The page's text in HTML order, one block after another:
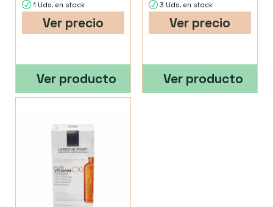
1 Uds. en stock
Ver precio
Ver producto
3 Uds. en stock
Ver precio
Ver producto